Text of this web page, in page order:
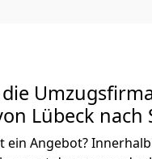
Lübeck nach
ein Angebot?